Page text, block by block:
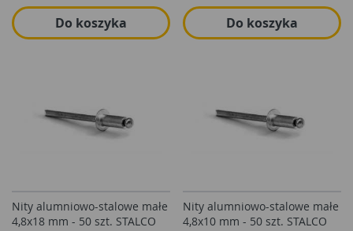
Do koszyka Do koszyka
Nity alumniowo-stalowe małe
4,8x18 mm - 50 szt. STALCO
Nity alumniowo-stalowe małe
4,8x10 mm - 50 szt. STALCO